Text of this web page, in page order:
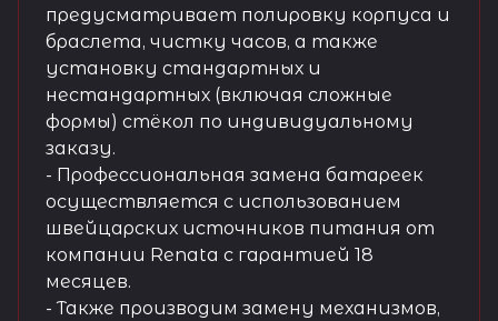
предусматривает полировку корпуса и
браслета, чистку часов, а также
установку стандартных и
нестандартных (включая сложные
формы) стёкол по индивидуальному
заказу.
- Профессиональная замена батареек
осуществляется с использованием
швейцарских источников питания от
компании Renata с гарантией 18
месяцев.
- Также производим замену механизмов,